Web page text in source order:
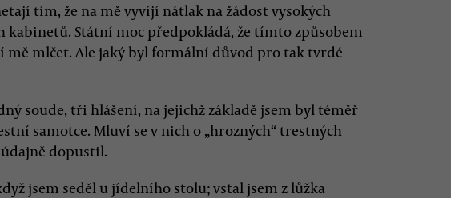
tím, že na mě vyvíjí nátlak na žádost vysokých
kabinetů. Státní moc předpokládá, že tímto způsobem
mlčet. Ale jaký byl formální důvod pro tak tvrdé
soude, tři hlášení, na jejichž základě jsem byl téměř
samotce. Mluví se v nich o „hrozných“ trestných
dopustil.
jsem seděl u jídelního stolu; vstal jsem z lůžka